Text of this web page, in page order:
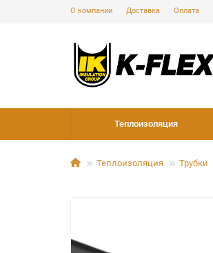
О компании Доставка Оплата
Теплоизоляция
Теплоизоляция Трубки